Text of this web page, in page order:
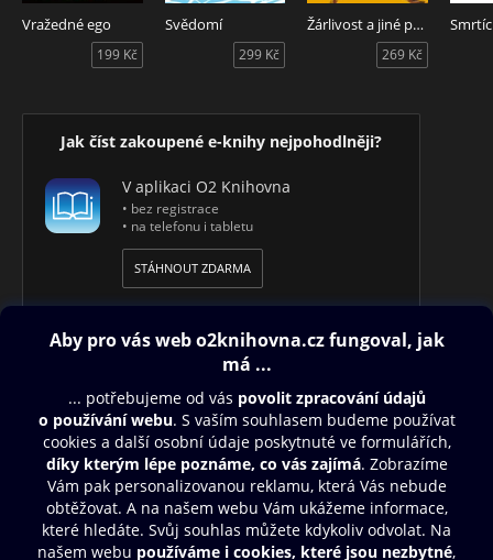
Vražedné ego
199 Kč
Svědomí
299 Kč
Žárlivost a jiné povídky
269 Kč
Jak číst zakoupené e-knihy nejpohodlněji?
V aplikaci O2 Knihovna
• bez registrace
• na telefonu i tabletu
STÁHNOUT ZDARMA
Obsah ke stažení
Moje O2 Knihovna
Další zábava